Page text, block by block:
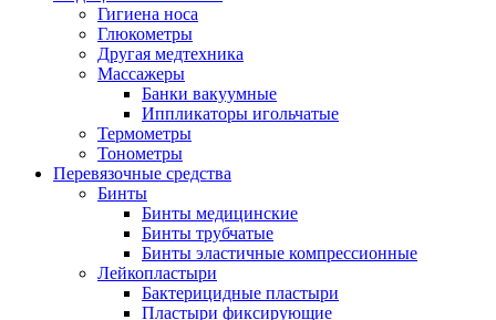
Гигиена носа
Глюкометры
Другая медтехника
Массажеры
Банки вакуумные
Иппликаторы игольчатые
Термометры
Тонометры
Перевязочные средства
Бинты
Бинты медицинские
Бинты трубчатые
Бинты эластичные компрессионные
Лейкопластыри
Бактерицидные пластыри
Пластыри фиксирующие